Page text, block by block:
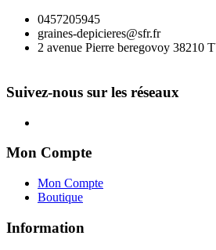
0457205945
graines-depicieres@sfr.fr
2 avenue Pierre beregovoy 38210
Suivez-nous sur les réseaux
Mon Compte
Mon Compte
Boutique
Information